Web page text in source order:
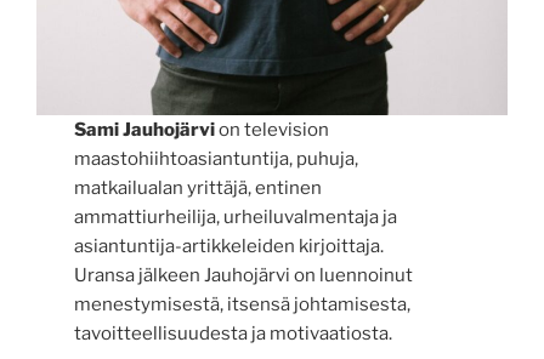
Sami Jauhojärvion television
maastohiihtoasiantuntija, puhuja,
matkailualan yrittäjä, entinen
ammattiurheilija, urheiluvalmentaja ja
asiantuntija-artikkeleiden kirjoittaja.
Uransa jälkeen Jauhojärvi on luennoinut
menestymisestä, itsensä johtamisesta,
tavoitteellisuudesta ja motivaatiosta.